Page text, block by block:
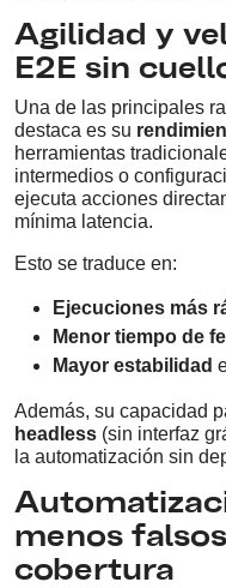
Agilidad y
E2E sin
Una de las principales
destaca es su
herramientas
intermedios o
ejecuta acciones
mínima latencia.
Esto se traduce en:
Ejecuciones más
Menor tiempo de
Mayor estabilidad
Además, su capacidad
headless (sin interfaz
la automatización sin
menos
cobertura